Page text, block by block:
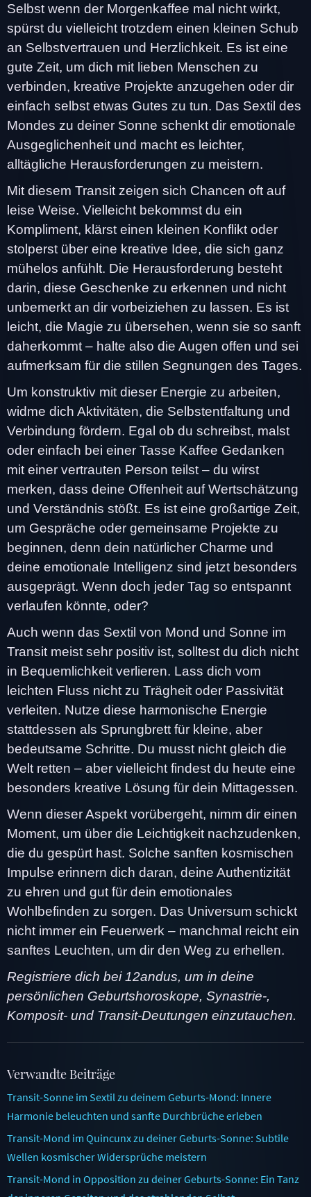
Selbst wenn der Morgenkaffee mal nicht wirkt,
spürst du vielleicht trotzdem einen kleinen Schub
an Selbstvertrauen und Herzlichkeit. Es ist eine
gute Zeit, um dich mit lieben Menschen zu
verbinden, kreative Projekte anzugehen oder dir
einfach selbst etwas Gutes zu tun. Das Sextil des
Mondes zu deiner Sonne schenkt dir emotionale
Ausgeglichenheit und macht es leichter,
alltägliche Herausforderungen zu meistern.
Mit diesem Transit zeigen sich Chancen oft auf
leise Weise. Vielleicht bekommst du ein
Kompliment, klärst einen kleinen Konflikt oder
stolperst über eine kreative Idee, die sich ganz
mühelos anfühlt. Die Herausforderung besteht
darin, diese Geschenke zu erkennen und nicht
unbemerkt an dir vorbeiziehen zu lassen. Es ist
leicht, die Magie zu übersehen, wenn sie so sanft
daherkommt – halte also die Augen offen und sei
aufmerksam für die stillen Segnungen des Tages.
Um konstruktiv mit dieser Energie zu arbeiten,
widme dich Aktivitäten, die Selbstentfaltung und
Verbindung fördern. Egal ob du schreibst, malst
oder einfach bei einer Tasse Kaffee Gedanken
mit einer vertrauten Person teilst – du wirst
merken, dass deine Offenheit auf Wertschätzung
und Verständnis stößt. Es ist eine großartige Zeit,
um Gespräche oder gemeinsame Projekte zu
beginnen, denn dein natürlicher Charme und
deine emotionale Intelligenz sind jetzt besonders
ausgeprägt. Wenn doch jeder Tag so entspannt
verlaufen könnte, oder?
Auch wenn das Sextil von Mond und Sonne im
Transit meist sehr positiv ist, solltest du dich nicht
in Bequemlichkeit verlieren. Lass dich vom
leichten Fluss nicht zu Trägheit oder Passivität
verleiten. Nutze diese harmonische Energie
stattdessen als Sprungbrett für kleine, aber
bedeutsame Schritte. Du musst nicht gleich die
Welt retten – aber vielleicht findest du heute eine
besonders kreative Lösung für dein Mittagessen.
Wenn dieser Aspekt vorübergeht, nimm dir einen
Moment, um über die Leichtigkeit nachzudenken,
die du gespürt hast. Solche sanften kosmischen
Impulse erinnern dich daran, deine Authentizität
zu ehren und gut für dein emotionales
Wohlbefinden zu sorgen. Das Universum schickt
nicht immer ein Feuerwerk – manchmal reicht ein
sanftes Leuchten, um dir den Weg zu erhellen.
Registriere dich bei 12andus, um in deine
persönlichen Geburtshoroskope, Synastrie-,
Komposit- und Transit-Deutungen einzutauchen.
Verwandte Beiträge
Transit-Sonne im Sextil zu deinem Geburts-Mond: Innere
Harmonie beleuchten und sanfte Durchbrüche erleben
Transit-Mond im Quincunx zu deiner Geburts-Sonne: Subtile
Wellen kosmischer Widersprüche meistern
Transit-Mond in Opposition zu deiner Geburts-Sonne: Ein Tanz